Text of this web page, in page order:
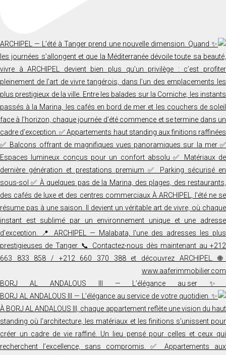
✨ BORJ AL ANDALOUS III — L’élégance au ser